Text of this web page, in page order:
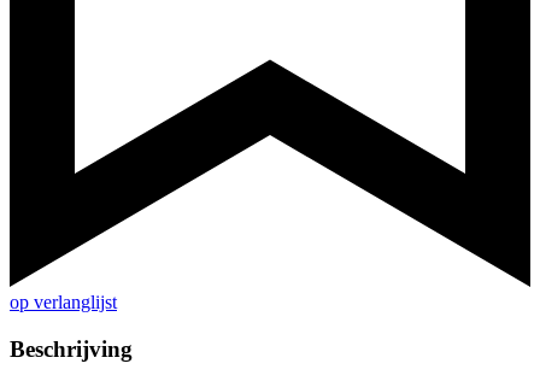
op verlanglijst
Beschrijving